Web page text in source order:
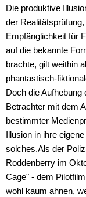
Die produktive
der
Empfänglichkeit für
auf die bekannte
brachte, gilt weithin
phantastisch-
Doch die
Betrachter mit dem
bestimmter
Illusion in ihre
solches.Als der
Roddenberry im
Cage" - dem
wohl kaum ahnen,